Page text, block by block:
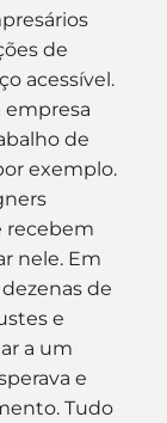
de
acessível.
empresa
de
exemplo.
recebem
nele. Em
de
e
a um
e
Tudo